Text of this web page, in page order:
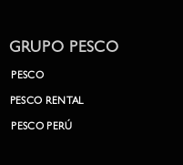
GRUPO PESCO
PESCO
PESCO RENTAL
PESCO PERÚ